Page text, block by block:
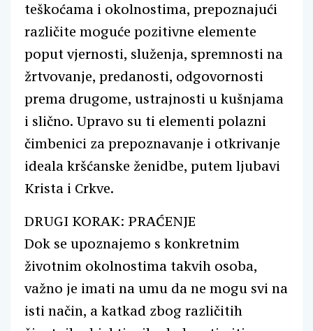
teškoćama i okolnostima, prepoznajući
različite moguće pozitivne elemente
poput vjernosti, služenja, spremnosti na
žrtvovanje, predanosti, odgovornosti
prema drugome, ustrajnosti u kušnjama
i slično. Upravo su ti elementi polazni
čimbenici za prepoznavanje i otkrivanje
ideala kršćanske ženidbe, putem ljubavi
Krista i Crkve.
DRUGI KORAK: PRAĆENJE
Dok se upoznajemo s konkretnim
životnim okolnostima takvih osoba,
važno je imati na umu da ne mogu svi na
isti način, a katkad zbog različitih